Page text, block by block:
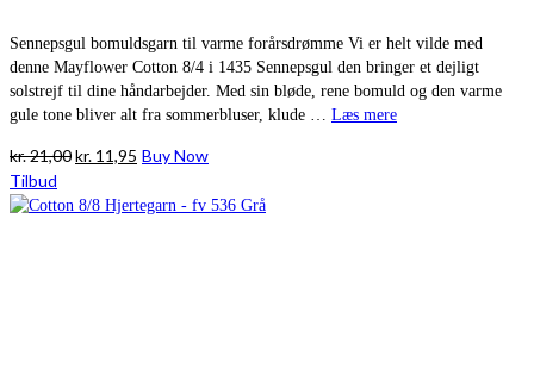
Sennepsgul bomuldsgarn til varme forårsdrømme Vi er helt vilde med
denne Mayflower Cotton 8/4 i 1435 Sennepsgul den bringer et dejligt
solstrejf til dine håndarbejder. Med sin bløde, rene bomuld og den varme
gule tone bliver alt fra sommerbluser, klude … Læs mere
kr.21,00Den
pris
kr. 11,95 Den
pris
Buy Now
Tilbud